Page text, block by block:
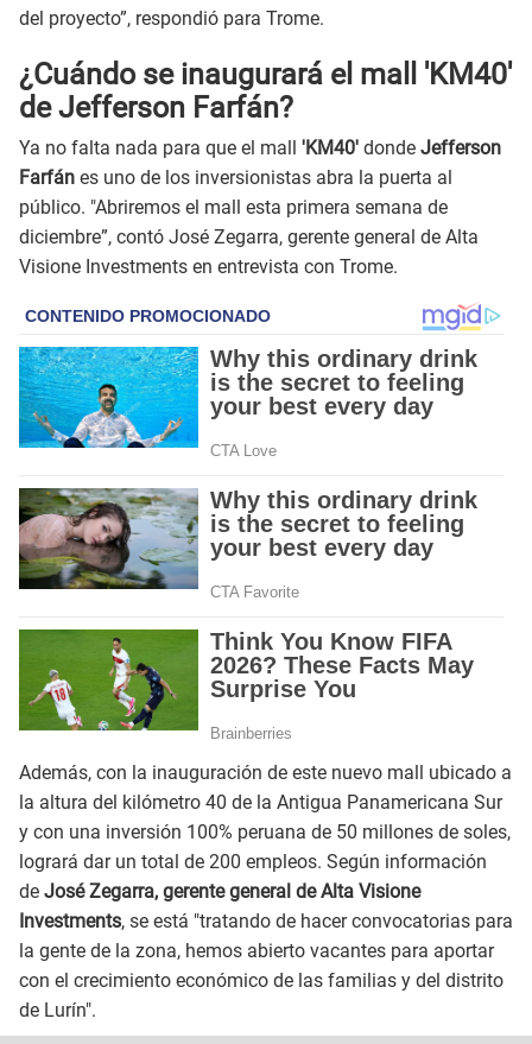
del proyecto”, respondió para Trome.
¿Cuándo se inaugurará el mall 'KM40'
de Jefferson Farfán?
Ya no falta nada para que el mall 'KM40' donde Jefferson
Farfán es uno de los inversionistas abra la puerta al
público. "Abriremos el mall esta primera semana de
diciembre”, contó José Zegarra, gerente general de Alta
Visione Investments en entrevista con Trome.
Además, con la inauguración de este nuevo mall ubicado a
la altura del kilómetro 40 de la Antigua Panamericana Sur
y con una inversión 100% peruana de 50 millones de soles,
logrará dar un total de 200 empleos. Según información
de José Zegarra, gerente general de Alta Visione
Investments, se está "tratando de hacer convocatorias para
la gente de la zona, hemos abierto vacantes para aportar
con el crecimiento económico de las familias y del distrito
de Lurín".